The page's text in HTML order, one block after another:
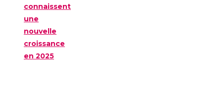
connaissent
une
nouvelle
croissance
en 2025